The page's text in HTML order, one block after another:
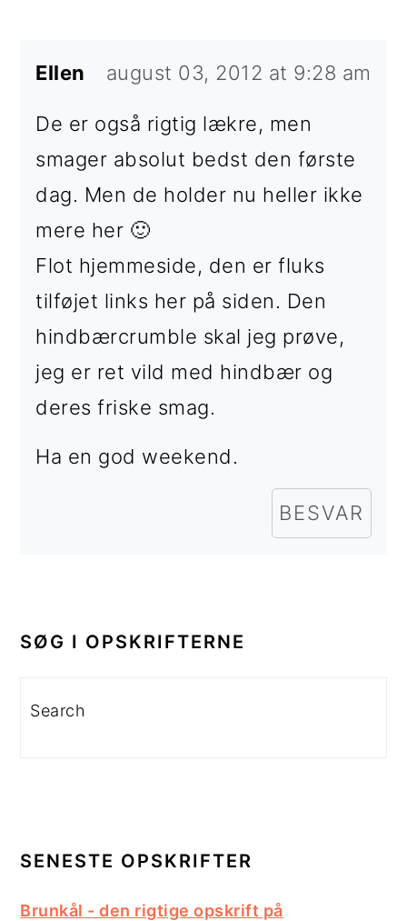
Ellen august 03, 2012 at 9:28 am
De er også rigtig lækre, men
smager absolut bedst den første
dag. Men de holder nu heller ikke
mere her 🙂
Flot hjemmeside, den er fluks
tilføjet links her på siden. Den
hindbærcrumble skal jeg prøve,
jeg er ret vild med hindbær og
deres friske smag.
Ha en god weekend.
BESVAR
SIDEBAR
SØG I OPSKRIFTERNE
Search
SENESTE OPSKRIFTER
Brunkål - den rigtige opskrift på